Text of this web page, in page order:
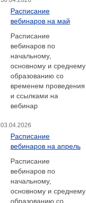
Расписание
вебинаров на май
Расписание
вебинаров по
начальному,
основному и среднему
образованию со
временем проведения
и ссылками на
вебинар
03.04.2026
Расписание
вебинаров на апрель
Расписание
вебинаров по
начальному,
основному и среднему
образованию со